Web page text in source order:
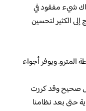
شيء مفقود في
الكثير لتحسين
ويوفر أجواء
صحيح وقد كررت
حتى بعد نظامنا